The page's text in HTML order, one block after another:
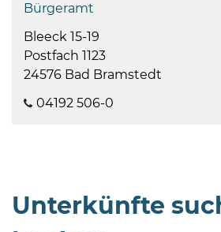
Bürgeramt
Bleeck 15-19
Postfach 1123
24576 Bad Bramstedt
04192 506-0
Unterkünfte